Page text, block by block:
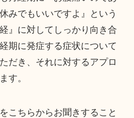
みでもいいですよ』という
』に対してしっかり向き合
期に発症する症状について
だき、それに対するアプロ
す。
こちらからお聞きすること